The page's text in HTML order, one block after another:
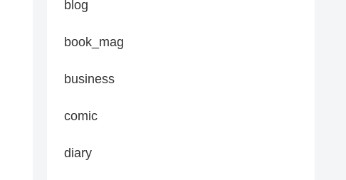
blog
book_mag
business
comic
diary